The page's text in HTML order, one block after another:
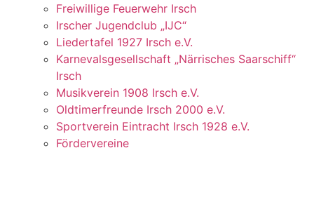
Freiwillige Feuerwehr Irsch
Irscher Jugendclub „IJC“
Liedertafel 1927 Irsch e.V.
Karnevalsgesellschaft „Närrisches Saarschiff“
Irsch
Musikverein 1908 Irsch e.V.
Oldtimerfreunde Irsch 2000 e.V.
Sportverein Eintracht Irsch 1928 e.V.
Fördervereine